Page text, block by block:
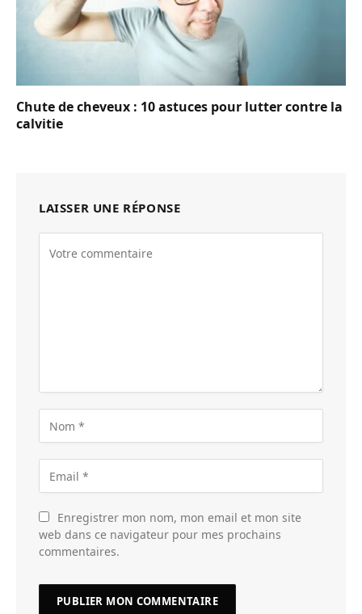
Chute de cheveux : 10 astuces pour lutter contre la
calvitie
LAISSER UNE RÉPONSE
Enregistrer mon nom, mon email et mon site
web dans ce navigateur pour mes prochains
commentaires.